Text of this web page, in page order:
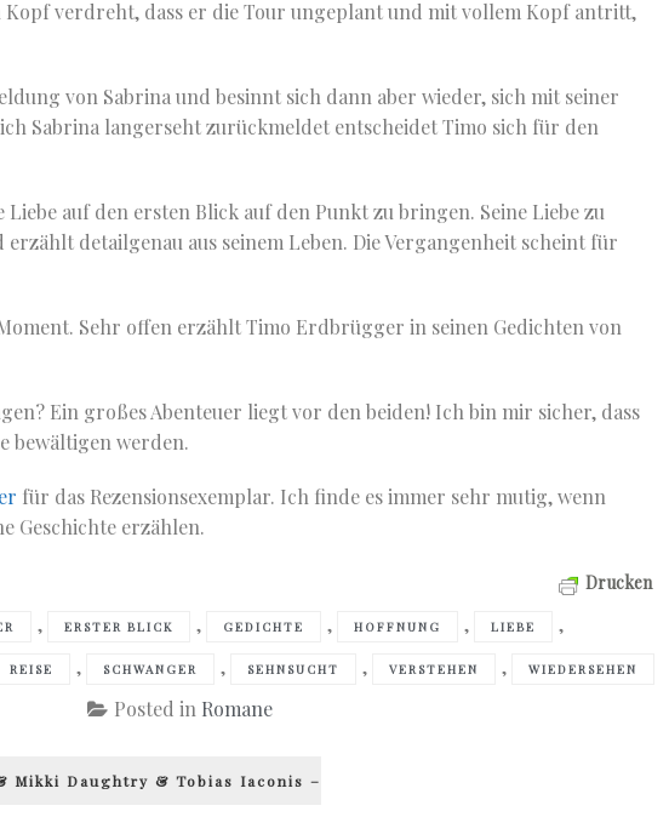
Kopf verdreht, dass er die Tour ungeplant und mit vollem Kopf antritt,
von Sabrina und besinnt sich dann aber wieder, sich mit seiner
Sabrina langerseht zurückmeldet entscheidet Timo sich für den
auf den ersten Blick auf den Punkt zu bringen. Seine Liebe zu
detailgenau aus seinem Leben. Die Vergangenheit scheint für
Sehr offen erzählt Timo Erdbrügger in seinen Gedichten von
Ein großes Abenteuer liegt vor den beiden! Ich bin mir sicher, dass
bewältigen werden.
für das Rezensionsexemplar. Ich finde es immer sehr mutig, wenn
Geschichte erzählen.
Drucken
, ERSTER BLICK , GEDICHTE , HOFFNUNG , LIEBE ,
REISE , SCHWANGER , SEHNSUCHT , VERSTEHEN , WIEDERSEHEN
Posted in Romane
Mikki Daughtry & Tobias Iaconis –